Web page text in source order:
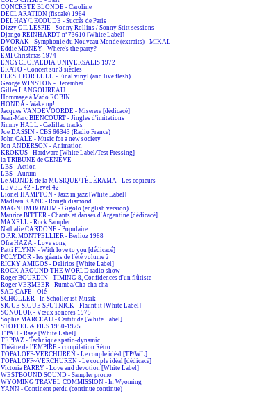
CONCRETE BLONDE - Caroline
DÉCLARATION (fiscale) 1964
DELHAY/LECOUDE - Succès de Paris
Dizzy GILLESPIE - Sonny Rollins / Sonny Stitt sessions
Django REINHARDT n°73610 [White Label]
DVORAK - Symphonie du Nouveau Monde (extraits) - MIKAL
Eddie MONEY - Where's the party?
EMI Christmas 1974
ENCYCLOPAEDIA UNIVERSALIS 1972
ERATO - Concert sur 3 siècles
FLESH FOR LULU - Final vinyl (and live flesh)
George WINSTON - December
Gilles LANGOUREAU
Hommage à Mado ROBIN
HONDA - Wake up!
Jacques VANDEVOORDE - Miserere [dédicacé]
Jean-Marc BIENCOURT - Jingles d'imitations
Jimmy HALL - Cadillac tracks
Joe DASSIN - CBS 66343 (Radio France)
John CALE - Music for a new society
Jon ANDERSON - Animation
KROKUS - Hardware [White Label/Test Pressing]
la TRIBUNE de GENÈVE
LBS - Action
LBS - Aurum
Le MONDE de la MUSIQUE/TÉLÉRAMA - Les copieurs
LEVEL 42 - Level 42
Lionel HAMPTON - Jazz in jazz [White Label]
Madleen KANE - Rough diamond
MAGNUM BONUM - Gigolo (english version)
Maurice BITTER - Chants et danses d'Argentine [dédicacé]
MAXELL - Rock Sampler
Nathalie CARDONE - Populaire
O.P.R. MONTPELLIER - Berlioz 1988
Ofra HAZA - Love song
Patti FLYNN - With love to you [dédicacé]
POLYDOR - les géants de l'été volume 2
RICKY AMIGOS - Delirios [White Label]
ROCK AROUND THE WORLD radio show
Roger BOURDIN - TIMING 8, Confidences d'un flûtiste
Roger VERMEER - Rumba/Cha-cha-cha
SAD CAFÉ - Olé
SCHÖLLER - In Schöller ist Musik
SIGUE SIGUE SPUTNICK - Flaunt it [White Label]
SONOLOR - Vœux sonores 1975
Sophie MARCEAU - Certitude [White Label]
STOFFEL & FILS 1950-1975
T'PAU - Rage [White Label]
TEPPAZ - Technique spatio-dynamic
Théâtre de l'EMPIRE - compilation Rétro
TOPALOFF-VERCHUREN - Le couple idéal [TP/WL]
TOPALOFF~VERCHUREN - Le couple idéal [dédicacé]
Victoria PARRY - Love and devotion [White Label]
WESTBOUND SOUND - Sampler promo
WYOMING TRAVEL COMMISSION - In Wyoming
YANN - Continent perdu (continue continue)